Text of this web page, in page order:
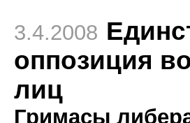
3.4.2008
оппозиция
лиц
Гримасы